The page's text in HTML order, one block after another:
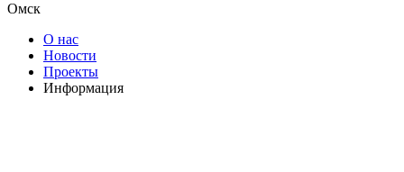
Омск
О нас
Новости
Проекты
Информация